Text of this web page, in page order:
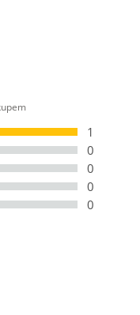
1
0
0
0
0